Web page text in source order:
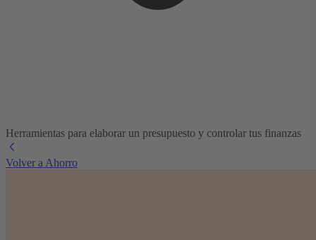
Herramientas para elaborar un presupuesto y controlar tus finanzas
Volver a Ahorro